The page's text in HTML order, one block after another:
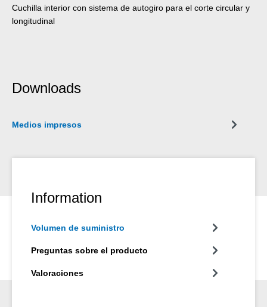
Cuchilla interior con sistema de autogiro para el corte circular y
longitudinal
Downloads
Medios impresos
Information
Volumen de suministro
Preguntas sobre el producto
Valoraciones